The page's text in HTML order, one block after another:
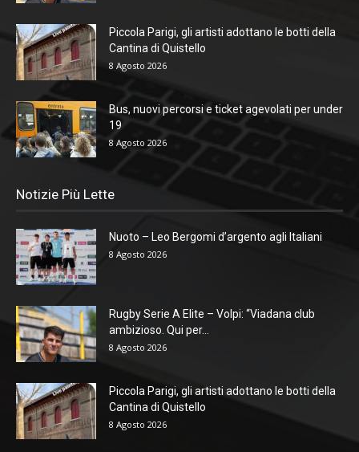
Piccola Parigi, gli artisti adottano le botti della
Cantina di Quistello
8 Agosto 2026
Bus, nuovi percorsi e ticket agevolati per under
19
8 Agosto 2026
Notizie Più Lette
Nuoto – Leo Bergomi d’argento agli Italiani
8 Agosto 2026
Rugby Serie A Elite – Volpi: “Viadana club
ambizioso. Qui per...
8 Agosto 2026
Piccola Parigi, gli artisti adottano le botti della
Cantina di Quistello
8 Agosto 2026